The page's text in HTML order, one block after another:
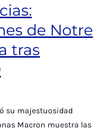
de Notre
tras
su majestuosidad
Macron muestra las